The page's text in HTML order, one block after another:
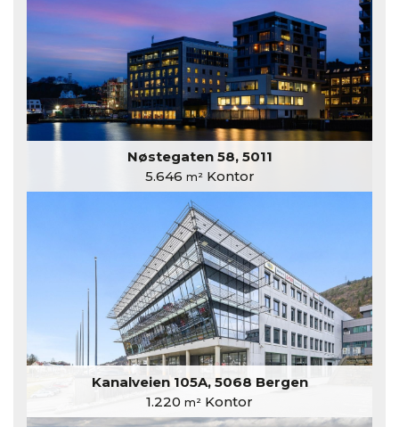
Nøstegaten 58, 5011
5.646 m²Kontor
Kanalveien 105A, 5068 Bergen
1.220 m² Kontor